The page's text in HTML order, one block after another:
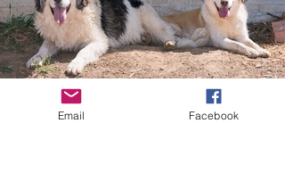
Email Facebook